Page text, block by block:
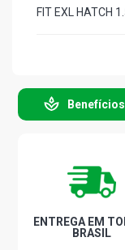
FIT EXL HATCH
Benefícios
ENTREGA EM
BRASIL